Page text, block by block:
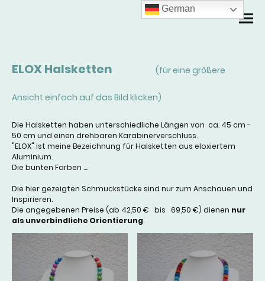
ELOX Halsketten (für eine größere
Ansicht einfach auf das Bild klicken)
Die Halsketten haben unterschiedliche Längen von ca. 45 cm -
50 cm und einen drehbaren Karabinerverschluss.
"ELOX" ist meine Bezeichnung für Halsketten aus eloxiertem
Aluminium.
Die bunten Farben ....
Die hier gezeigten Schmuckstücke sind nur zum Anschauen und
Inspirieren.
Die angegebenen Preise (ab 42,50 € bis 69,50 €) dienen nur
als unverbindliche Orientierung.
German